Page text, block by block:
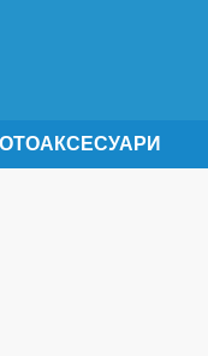
АКСЕСУАРИ